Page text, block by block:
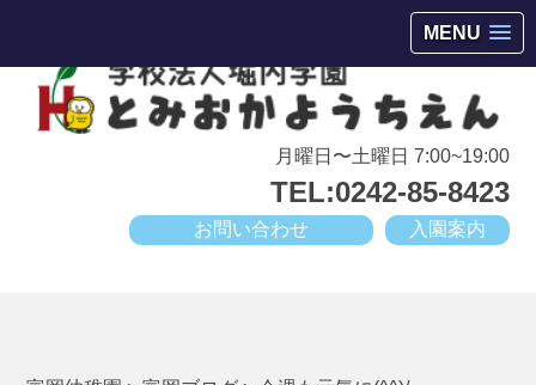
MENU
月曜日〜土曜日 7:00~19:00
TEL:0242-85-8423
入園案内
お問い合わせ